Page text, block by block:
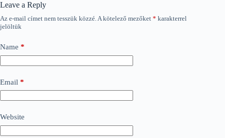
Leave a Reply
Az e-mail címet nem tesszük közzé.A kötelező mezőket * karakterrel
jelöltük
Name *
Email *
Website